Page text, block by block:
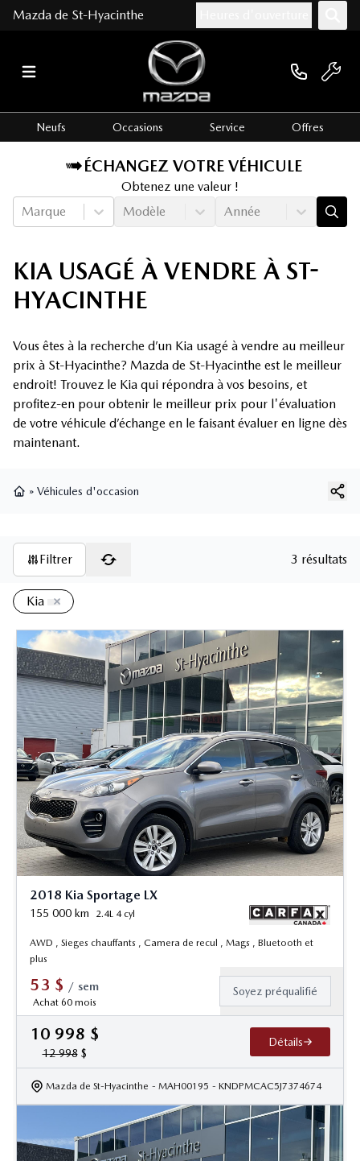
Mazda de St-Hyacinthe
Neufs Occasions Service Offres
ÉCHANGEZ VOTRE VÉHICULE
Obtenez une valeur !
Marque
Modèle Année
KIA USAGÉ À VENDRE À ST-
HYACINTHE
Vous êtes à la recherche d’un Kia usagé à vendre au meilleur
prix à St-Hyacinthe? Mazda de St-Hyacinthe est le meilleur
endroit! Trouvez le Kia qui répondra à vos besoins, et
profitez-en pour obtenir le meilleur prix pour l'évaluation
de votre véhicule d’échange en le faisant évaluer en ligne dès
maintenant.
» Véhicules d'occasion
Filtrer 3 résultats
Kia
2018 Kia Sportage LX
155 000 km 2.4L 4 cyl
AWD , Sieges chauffants , Camera de recul , Mags , Bluetooth et
plus
53 $ / sem
Achat 60 mois
Soyez préqualifié
10 998 $
12 998$
Détails
Mazda de St-Hyacinthe - MAH00195 - KNDPMCAC5J7374674